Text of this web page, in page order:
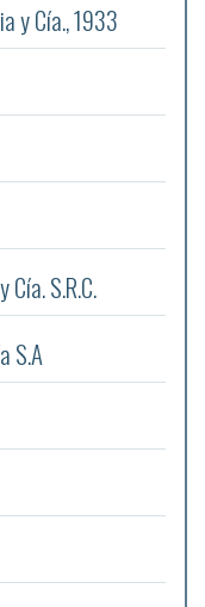
y Cía., 1933
S.R.C.
S.A